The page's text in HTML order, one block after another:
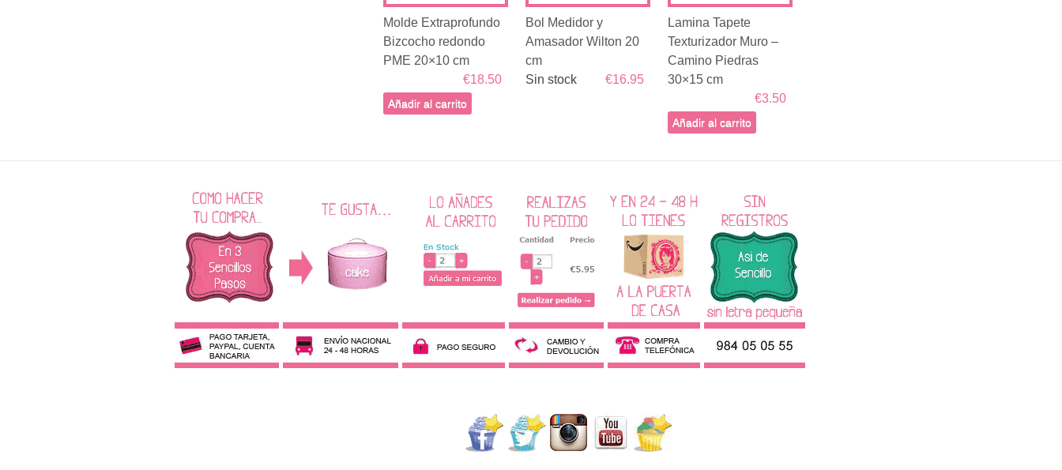
Molde Extraprofundo
Bizcocho redondo
PME 20×10 cm
€18.50
Añadir al carrito
Bol Medidor y
Amasador Wilton 20
cm
€16.95
Sin stock
Lamina Tapete
Texturizador Muro –
Camino Piedras
30×15 cm
€3.50
Añadir al carrito